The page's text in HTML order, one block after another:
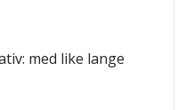
med like lange